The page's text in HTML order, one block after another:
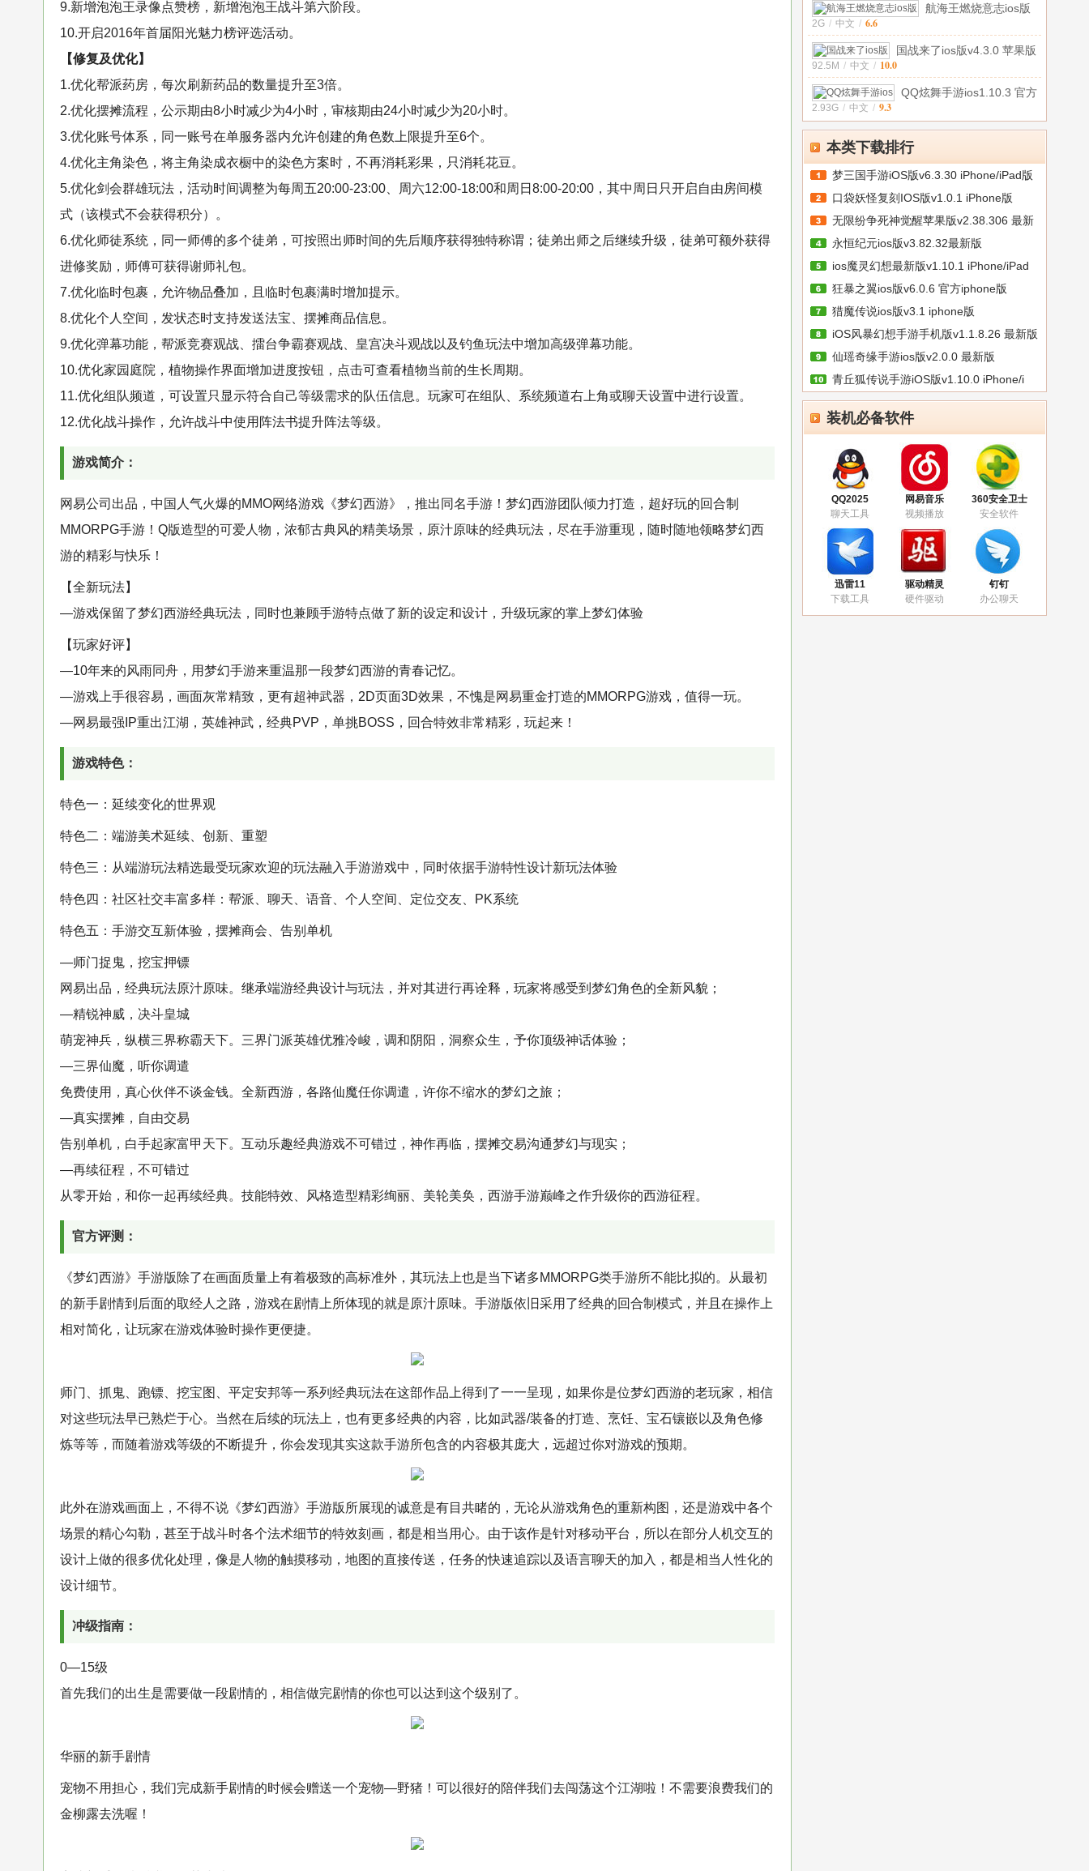
航海王燃烧意志ios版
2G / 中文 / 6.6
国战来了ios版v4.3.0 苹果版
92.5M / 中文 / 10.0
QQ炫舞手游ios1.10.3 官方
2.93G / 中文 / 9.3
本类下载排行
梦三国手游iOS版v6.3.30 iPhone/iPad版
口袋妖怪复刻IOS版v1.0.1 iPhone版
无限纷争死神觉醒苹果版v2.38.306 最新
永恒纪元ios版v3.82.32最新版
ios魔灵幻想最新版v1.10.1 iPhone/iPad
狂暴之翼ios版v6.0.6 官方iphone版
猎魔传说ios版v3.1 iphone版
iOS风暴幻想手游手机版v1.1.8.26 最新版
仙瑶奇缘手游ios版v2.0.0 最新版
青丘狐传说手游iOS版v1.10.0 iPhone/i
装机必备软件
QQ2025
聊天工具
网易音乐
视频播放
360安全卫士
安全软件
迅雷11
下载工具
驱动精灵
硬件驱动
钉钉
办公聊天
9.新增泡泡王录像点赞榜，新增泡泡王战斗第六阶段。
10.开启2016年首届阳光魅力榜评选活动。
【修复及优化】
1.优化帮派药房，每次刷新药品的数量提升至3倍。
2.优化摆摊流程，公示期由8小时减少为4小时，审核期由24小时减少为20小时。
3.优化账号体系，同一账号在单服务器内允许创建的角色数上限提升至6个。
4.优化主角染色，将主角染成衣橱中的染色方案时，不再消耗彩果，只消耗花豆。
5.优化剑会群雄玩法，活动时间调整为每周五20:00-23:00、周六12:00-18:00和周日8:00-20:00，其中周日只开启自由房间模
式（该模式不会获得积分）。
6.优化师徒系统，同一师傅的多个徒弟，可按照出师时间的先后顺序获得独特称谓；徒弟出师之后继续升级，徒弟可额外获得
进修奖励，师傅可获得谢师礼包。
7.优化临时包裹，允许物品叠加，且临时包裹满时增加提示。
8.优化个人空间，发状态时支持发送法宝、摆摊商品信息。
9.优化弹幕功能，帮派竞赛观战、擂台争霸赛观战、皇宫决斗观战以及钓鱼玩法中增加高级弹幕功能。
10.优化家园庭院，植物操作界面增加进度按钮，点击可查看植物当前的生长周期。
11.优化组队频道，可设置只显示符合自己等级需求的队伍信息。玩家可在组队、系统频道右上角或聊天设置中进行设置。
12.优化战斗操作，允许战斗中使用阵法书提升阵法等级。
游戏简介：
网易公司出品，中国人气火爆的MMO网络游戏《梦幻西游》，推出同名手游！梦幻西游团队倾力打造，超好玩的回合制
MMORPG手游！Q版造型的可爱人物，浓郁古典风的精美场景，原汁原味的经典玩法，尽在手游重现，随时随地领略梦幻西
游的精彩与快乐！
【全新玩法】
—游戏保留了梦幻西游经典玩法，同时也兼顾手游特点做了新的设定和设计，升级玩家的掌上梦幻体验
【玩家好评】
—10年来的风雨同舟，用梦幻手游来重温那一段梦幻西游的青春记忆。
—游戏上手很容易，画面灰常精致，更有超神武器，2D页面3D效果，不愧是网易重金打造的MMORPG游戏，值得一玩。
—网易最强IP重出江湖，英雄神武，经典PVP，单挑BOSS，回合特效非常精彩，玩起来！
游戏特色：
特色一：延续变化的世界观
特色二：端游美术延续、创新、重塑
特色三：从端游玩法精选最受玩家欢迎的玩法融入手游游戏中，同时依据手游特性设计新玩法体验
特色四：社区社交丰富多样：帮派、聊天、语音、个人空间、定位交友、PK系统
特色五：手游交互新体验，摆摊商会、告别单机
—师门捉鬼，挖宝押镖
网易出品，经典玩法原汁原味。继承端游经典设计与玩法，并对其进行再诠释，玩家将感受到梦幻角色的全新风貌；
—精锐神威，决斗皇城
萌宠神兵，纵横三界称霸天下。三界门派英雄优雅冷峻，调和阴阳，洞察众生，予你顶级神话体验；
—三界仙魔，听你调遣
免费使用，真心伙伴不谈金钱。全新西游，各路仙魔任你调遣，许你不缩水的梦幻之旅；
—真实摆摊，自由交易
告别单机，白手起家富甲天下。互动乐趣经典游戏不可错过，神作再临，摆摊交易沟通梦幻与现实；
—再续征程，不可错过
从零开始，和你一起再续经典。技能特效、风格造型精彩绚丽、美轮美奂，西游手游巅峰之作升级你的西游征程。
官方评测：
《梦幻西游》手游版除了在画面质量上有着极致的高标准外，其玩法上也是当下诸多MMORPG类手游所不能比拟的。从最初
的新手剧情到后面的取经人之路，游戏在剧情上所体现的就是原汁原味。手游版依旧采用了经典的回合制模式，并且在操作上
相对简化，让玩家在游戏体验时操作更便捷。
师门、抓鬼、跑镖、挖宝图、平定安邦等一系列经典玩法在这部作品上得到了一一呈现，如果你是位梦幻西游的老玩家，相信
对这些玩法早已熟烂于心。当然在后续的玩法上，也有更多经典的内容，比如武器/装备的打造、烹饪、宝石镶嵌以及角色修
炼等等，而随着游戏等级的不断提升，你会发现其实这款手游所包含的内容极其庞大，远超过你对游戏的预期。
此外在游戏画面上，不得不说《梦幻西游》手游版所展现的诚意是有目共睹的，无论从游戏角色的重新构图，还是游戏中各个
场景的精心勾勒，甚至于战斗时各个法术细节的特效刻画，都是相当用心。由于该作是针对移动平台，所以在部分人机交互的
设计上做的很多优化处理，像是人物的触摸移动，地图的直接传送，任务的快速追踪以及语言聊天的加入，都是相当人性化的
设计细节。
冲级指南：
0—15级
首先我们的出生是需要做一段剧情的，相信做完剧情的你也可以达到这个级别了。
华丽的新手剧情
宠物不用担心，我们完成新手剧情的时候会赠送一个宠物—野猪！可以很好的陪伴我们去闯荡这个江湖啦！不需要浪费我们的
金柳露去洗喔！